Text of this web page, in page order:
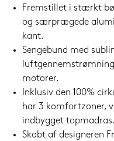
Fremstillet i stærkt
og særprægede
kant.
Sengebund med
motorer.
Inklusiv den 100%
har 3 komfortzoner,
indbygget topmadras.
Skabt af designeren